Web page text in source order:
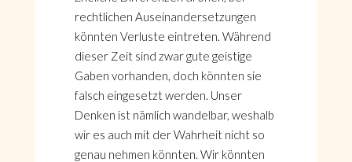
rechtlichen Auseinandersetzungen
könnten Verluste eintreten. Während
dieser Zeit sind zwar gute geistige
Gaben vorhanden, doch könnten sie
falsch eingesetzt werden. Unser
Denken ist nämlich wandelbar, weshalb
wir es auch mit der Wahrheit nicht so
genau nehmen könnten. Wir könnten